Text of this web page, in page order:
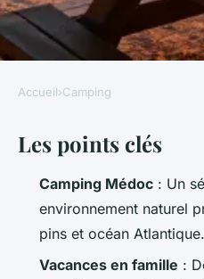
CAMPING
Top 5 raisons
camping
vacances
Bernardin 30/03/2026 12:56
Accueil›Camping
Les points clés
Camping Médoc : Un
environnement naturel
pins et océan Atlantique.
Vacances en famille :